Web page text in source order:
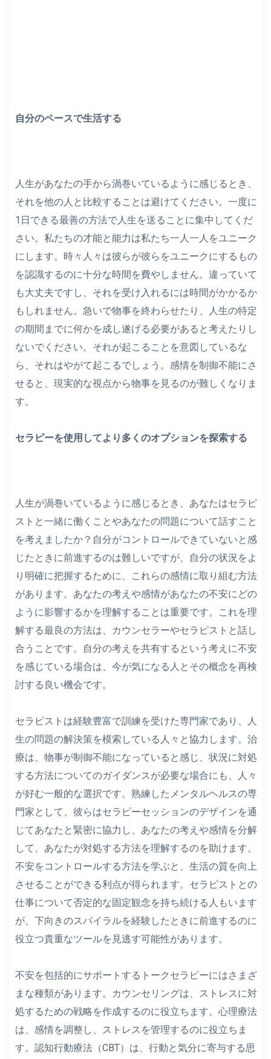
自分のペースで生活する
人生があなたの手から渦巻いているように感じるとき、
それを他の人と比較することは避けてください。一度に
1日できる最善の方法で人生を送ることに集中してくだ
さい。私たちの才能と能力は私たち一人一人をユニーク
にします。時々人々は彼らが彼らをユニークにするもの
を認識するのに十分な時間を費やしません。違っていて
も大丈夫ですし、それを受け入れるには時間がかかるか
もしれません。急いで物事を終わらせたり、人生の特定
の期間までに何かを成し遂げる必要があると考えたりし
ないでください。それが起こることを意図しているな
ら、それはやがて起こるでしょう。感情を制御不能にさ
せると、現実的な視点から物事を見るのが難しくなりま
す。
セラピーを使用してより多くのオプションを探索する
人生が渦巻いているように感じるとき、あなたはセラピ
ストと一緒に働くことやあなたの問題について話すこと
を考えましたか？自分がコントロールできていないと感
じたときに前進するのは難しいですが、自分の状況をよ
り明確に把握するために、これらの感情に取り組む方法
があります。あなたの考えや感情があなたの不安にどの
ように影響するかを理解することは重要です。これを理
解する最良の方法は、カウンセラーやセラピストと話し
合うことです。自分の考えを共有するという考えに不安
を感じている場合は、今が気になる人とその概念を再検
討する良い機会です。
セラピストは経験豊富で訓練を受けた専門家であり、人
生の問題の解決策を模索している人々と協力します。治
療は、物事が制御不能になっていると感じ、状況に対処
する方法についてのガイダンスが必要な場合にも、人々
が好む一般的な選択です。熟練したメンタルヘルスの専
門家として、彼らはセラピーセッションのデザインを通
じてあなたと緊密に協力し、あなたの考えや感情を分解
して、あなたが対処する方法を理解するのを助けます。
不安をコントロールする方法を学ぶと、生活の質を向上
させることができる利点が得られます。セラピストとの
仕事について否定的な固定観念を持ち続ける人もいます
が、下向きのスパイラルを経験したときに前進するのに
役立つ貴重なツールを見逃す可能性があります。
不安を包括的にサポートするトークセラピーにはさまざ
まな種類があります。カウンセリングは、ストレスに対
処するための戦略を作成するのに役立ちます。心理療法
は、感情を調整し、ストレスを管理するのに役立ちま
す。認知行動療法（CBT）は、行動と気分に寄与する思